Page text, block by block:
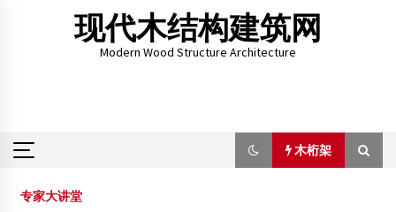
现代木结构建筑网
Modern Wood Structure Architecture
木桁架
木桁架
专家大讲堂